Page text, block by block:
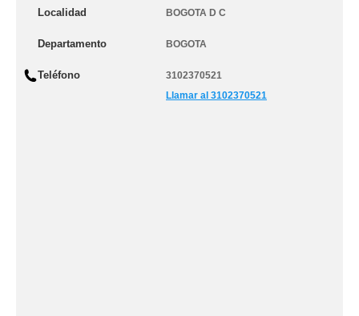
Localidad BOGOTA D C
Departamento BOGOTA
Teléfono
3102370521
Llamar al 3102370521